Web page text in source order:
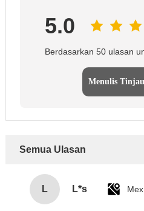
5.0
Berdasarkan 50 ulasan
Menulis
Semua Ulasan
L L*s